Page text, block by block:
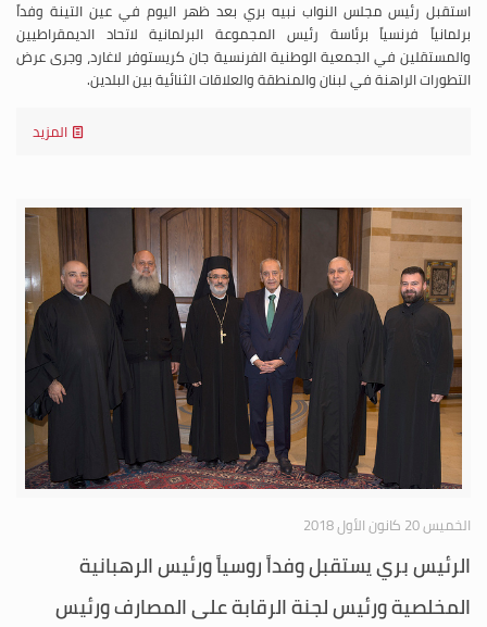
استقبل رئيس مجلس النواب نبيه بري بعد ظهر اليوم في عين التينة وفداً
برلمانياً فرنسياً برئاسة رئيس المجموعة البرلمانية لاتحاد الديمقراطيين
والمستقلين في الجمعية الوطنية الفرنسية جان كريستوفر لاغارد، وجرى عرض
التطورات الراهنة في لبنان والمنطقة والعلاقات الثنائية بين البلدين.
المزيد
الخميس 20 كانون الأول 2018
الرئيس بري يستقبل وفداً روسياً ورئيس الرهبانية
المخلصية ورئيس لجنة الرقابة على المصارف ورئيس